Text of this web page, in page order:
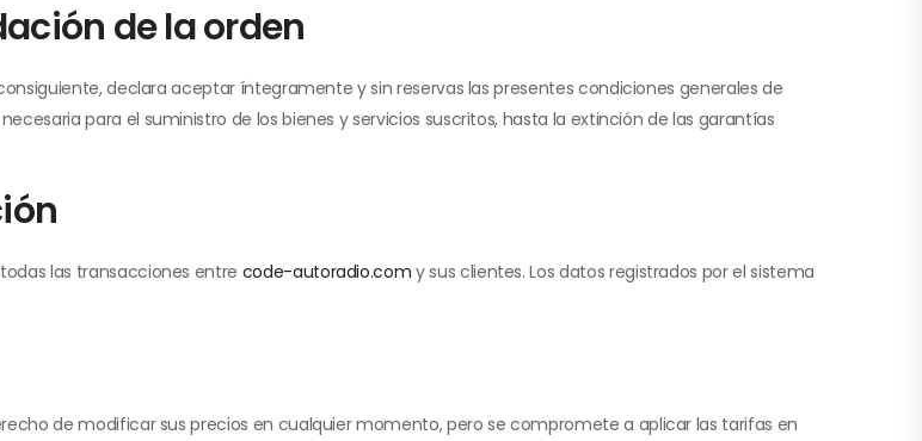
de la orden
declara aceptar íntegramente y sin reservas las presentes condiciones generales de
para el suministro de los bienes y servicios suscritos, hasta la extinción de las garantías
las transacciones entre code-autoradio.com y sus clientes. Los datos registrados por el sistema
de modificar sus precios en cualquier momento, pero se compromete a aplicar las tarifas en